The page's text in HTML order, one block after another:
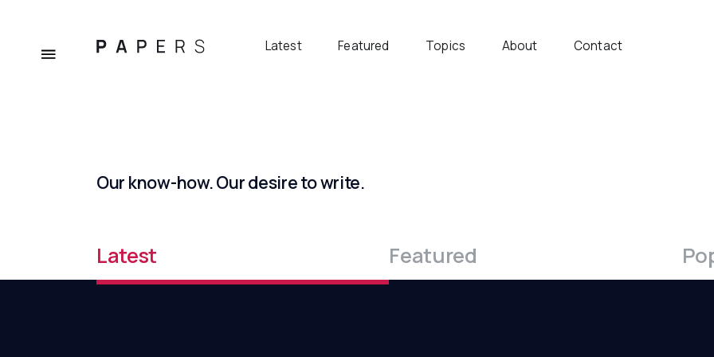
Latest Featured Topics About Contact
Our know-how. Our desire to write.
Latest Featured